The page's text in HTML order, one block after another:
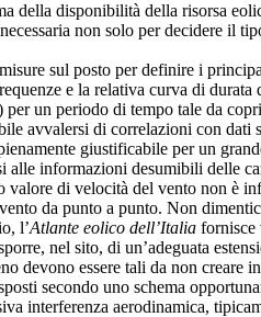
della disponibilità della risorsa
non solo per decidere il
sul posto per definire i
e la relativa curva di
un periodo di tempo tale da
avvalersi di correlazioni con
giustificabile per un
alle informazioni desumibili
di velocità del vento non è
da punto a punto. Non
l’Atlante eolico dell’Italia fornisce
nel sito, di un’adeguata
devono essere tali da non
secondo uno schema
interferenza aerodinamica,